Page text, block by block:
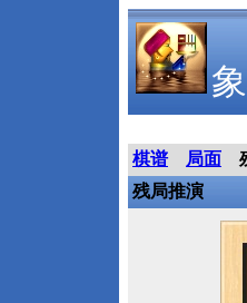
棋谱 局面
残局推演